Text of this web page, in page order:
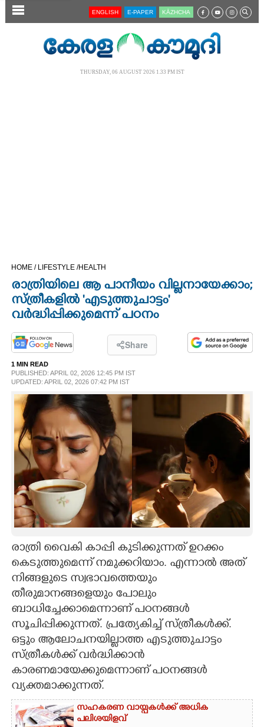
SECTIONS
OPINION
PHOTOS
LIFESTYLE
SPIRITUAL
INFO+
ASTRO
CARTOONS
LITERATURE
CONTACT US
ENGLISH E-PAPER KĀZHCHA
THURSDAY, 06 AUGUST 2026 1.33 PM IST
HOME / LIFESTYLE /HEALTH
രാത്രിയിലെ ആ പാനീയം വില്ലനായേക്കാം;
സ്ത്രീകളിൽ 'എടുത്തുചാട്ടം'
വർദ്ധിപ്പിക്കുമെന്ന് പഠനം
Share
1 MIN READ
PUBLISHED: APRIL 02, 2026 12:45 PM IST
UPDATED: APRIL 02, 2026 07:42 PM IST
രാത്രി വൈകി കാപ്പി കുടിക്കുന്നത് ഉറക്കം
കെടുത്തുമെന്ന് നമുക്കറിയാം. എന്നാൽ അത്
നിങ്ങളുടെ സ്വഭാവത്തെയും
തീരുമാനങ്ങളെയും പോലും
ബാധിച്ചേക്കാമെന്നാണ് പഠനങ്ങൾ
സൂചിപ്പിക്കുന്നത്. പ്രത്യേകിച്ച് സ്ത്രീകൾക്ക്.
ഒട്ടും ആലോചനയില്ലാത്ത എടുത്തുചാട്ടം
സ്ത്രീകൾക്ക് വർദ്ധിക്കാൻ
കാരണമായേക്കുമെന്നാണ് പഠനങ്ങൾ
വ്യക്തമാക്കുന്നത്.
സഹകരണ വായ്പകൾക്ക് അധിക
പലിശയിളവ്